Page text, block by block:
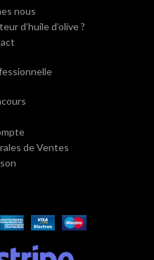
nous
d’huile d’olive ?
de Ventes